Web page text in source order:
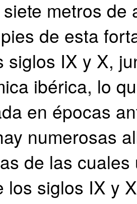
metros de
de esta
siglos IX y X,
ibérica, lo
en épocas
numerosas
de las
los siglos IX y